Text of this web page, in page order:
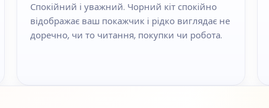
Спокійний і уважний. Чорний кіт спокійно
відображає ваш покажчик і рідко виглядає не
доречно, чи то читання, покупки чи робота.